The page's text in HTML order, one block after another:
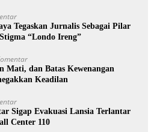
Tegaskan Jurnalis Sebagai Pilar
“Londo Ireng”
Mati, dan Batas Kewenangan
Keadilan
Sigap Evakuasi Lansia Terlantar
Center 110